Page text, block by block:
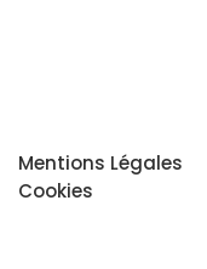
Mentions Légales
Cookies